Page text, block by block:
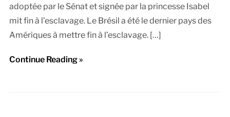
adoptée par le Sénat et signée par la princesse Isabel
mit fin à l’esclavage. Le Brésil a été le dernier pays des
Amériques à mettre fin à l’esclavage. […]
Continue Reading »